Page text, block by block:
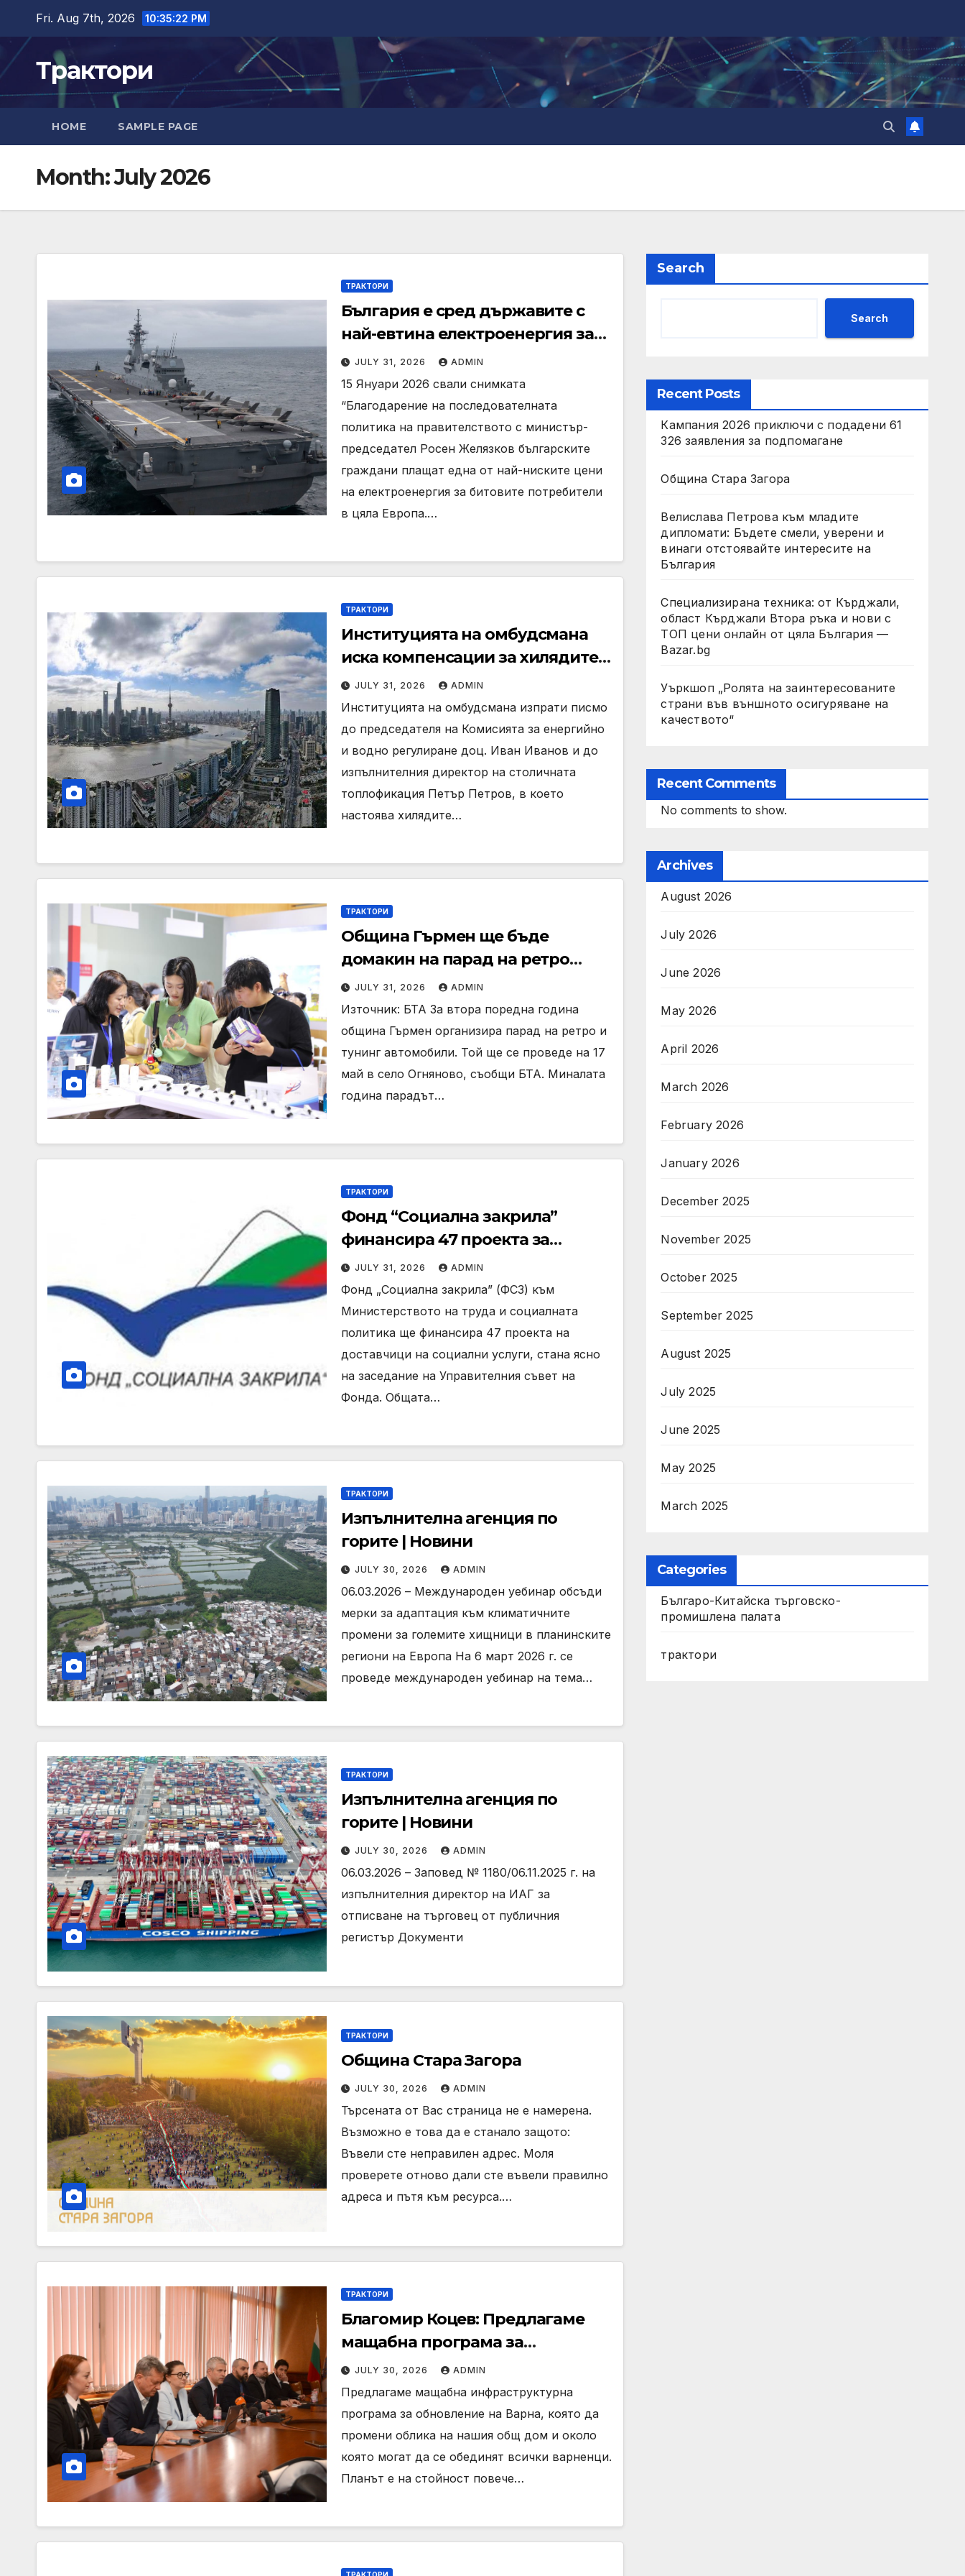
content
Fri. Aug 7th, 2026 10:35:23 PM
Трактори
HOME SAMPLE PAGE
Month:July 2026
ТРАКТОРИ
България е сред държавите с
най-евтина електроенергия за
битовите потребители в цяла
Европа
JULY 31, 2026 ADMIN
15 Януари 2026 свали снимката
“Благодарение на последователната
политика на правителството с министър-
председател Росен Желязков българските
граждани плащат една от най-ниските цени
на електроенергия за битовите потребители
в цяла Европа.…
ТРАКТОРИ
Институцията на омбудсмана
иска компенсации за хилядите
домакинства, останали без
парно и топла вода в София
JULY 31, 2026 ADMIN
Институцията на омбудсмана изпрати писмо
до председателя на Комисията за енергийно
и водно регулиране доц. Иван Иванов и до
изпълнителния директор на столичната
топлофикация Петър Петров, в което
настоява хилядите…
ТРАКТОРИ
Община Гърмен ще бъде
домакин на парад на ретро
автомобили и мотоциклети
JULY 31, 2026 ADMIN
Източник: БТА За втора поредна година
община Гърмен организира парад на ретро и
тунинг автомобили. Той ще се проведе на 17
май в село Огняново, съобщи БТА. Миналата
година парадът…
ТРАКТОРИ
Фонд “Социална закрила”
финансира 47 проекта за
подобряване на социалната
инфраструктура
JULY 31, 2026 ADMIN
Фонд „Социална закрила” (ФСЗ) към
Министерството на труда и социалната
политика ще финансира 47 проекта на
доставчици на социални услуги, стана ясно
на заседание на Управителния съвет на
Фонда. Общата…
ТРАКТОРИ
Изпълнителна агенция по
горите | Новини
JULY 30, 2026 ADMIN
06.03.2026 – Международен уебинар обсъди
мерки за адаптация към климатичните
промени за големите хищници в планинските
региони на Европа На 6 март 2026 г. се
проведе международен уебинар на тема…
ТРАКТОРИ
Изпълнителна агенция по
горите | Новини
JULY 30, 2026 ADMIN
06.03.2026 – Заповед № 1180/06.11.2025 г. на
изпълнителния директор на ИАГ за
отписване на търговец от публичния
регистър Документи
ТРАКТОРИ
Община Стара Загора
JULY 30, 2026 ADMIN
Търсената от Вас страница не е намерена.
Възможно е това да е станало защото:
Въвели сте неправилен адрес. Моля
проверете отново дали сте въвели правилно
адреса и пътя към ресурса.…
ТРАКТОРИ
Благомир Коцев: Предлагаме
мащабна програма за
обновление на публичната
инфраструктура на Варна
JULY 30, 2026 ADMIN
Предлагаме мащабна инфраструктурна
програма за обновление на Варна, която да
промени облика на нашия общ дом и около
която могат да се обединят всички варненци.
Планът е на стойност повече…
Search
Search
Recent Posts
Кампания 2026 приключи с подадени 61
326 заявления за подпомагане
Община Стара Загора
Велислава Петрова към младите
дипломати: Бъдете смели, уверени и
винаги отстоявайте интересите на
България
Специализирана техника: от Кърджали,
област Кърджали Втора ръка и нови с
ТОП цени онлайн от цяла България —
Bazar.bg
Уъркшоп „Ролята на заинтересованите
страни във външното осигуряване на
качеството“
Recent Comments
No comments to show.
Archives
August 2026
July 2026
June 2026
May 2026
April 2026
March 2026
February 2026
January 2026
December 2025
November 2025
October 2025
September 2025
August 2025
July 2025
June 2025
May 2025
March 2025
Categories
Българо-Китайска търговско-
промишлена палата
трактори